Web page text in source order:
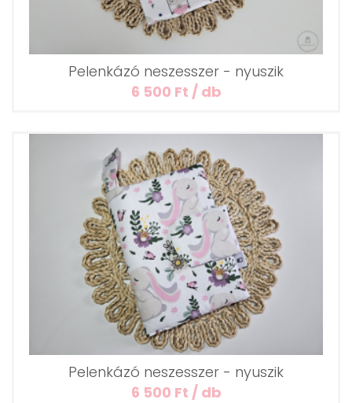
Pelenkázó neszesszer - nyuszik
6 500 Ft / db
Pelenkázó neszesszer - nyuszik
6 500 Ft / db